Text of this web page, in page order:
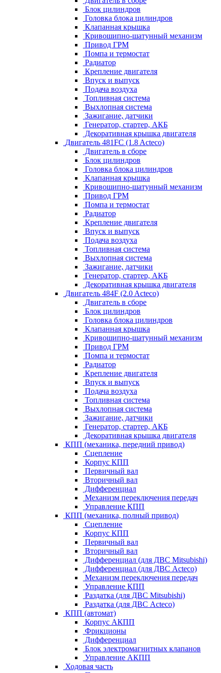
Блок цилиндров
Головка блока цилиндров
Клапанная крышка
Кривошипно-шатунный механизм
Привод ГРМ
Помпа и термостат
Радиатор
Крепление двигателя
Впуск и выпуск
Подача воздуха
Топливная система
Выхлопная система
Зажигание, датчики
Генератор, стартер, АКБ
Декоративная крышка двигателя
Двигатель 481FC (1.8 Acteco)
Двигатель в сборе
Блок цилиндров
Головка блока цилиндров
Клапанная крышка
Кривошипно-шатунный механизм
Привод ГРМ
Помпа и термостат
Радиатор
Крепление двигателя
Впуск и выпуск
Подача воздуха
Топливная система
Выхлопная система
Зажигание, датчики
Генератор, стартер, АКБ
Декоративная крышка двигателя
Двигатель 484F (2.0 Acteco)
Двигатель в сборе
Блок цилиндров
Головка блока цилиндров
Клапанная крышка
Кривошипно-шатунный механизм
Привод ГРМ
Помпа и термостат
Радиатор
Крепление двигателя
Впуск и выпуск
Подача воздуха
Топливная система
Выхлопная система
Зажигание, датчики
Генератор, стартер, АКБ
Декоративная крышка двигателя
КПП (механика, передний привод)
Сцепление
Корпус КПП
Первичный вал
Вторичный вал
Дифференциал
Механизм переключения передач
Управление КПП
КПП (механика, полный привод)
Сцепление
Корпус КПП
Первичный вал
Вторичный вал
Дифференциал (для ДВС Mitsubishi)
Дифференциал (для ДВС Acteco)
Механизм переключения передач
Управление КПП
Раздатка (для ДВС Mitsubishi)
Раздатка (для ДВС Acteco)
КПП (автомат)
Корпус АКПП
Фрикционы
Дифференциал
Блок электромагнитных клапанов
Управление АКПП
Ходовая часть